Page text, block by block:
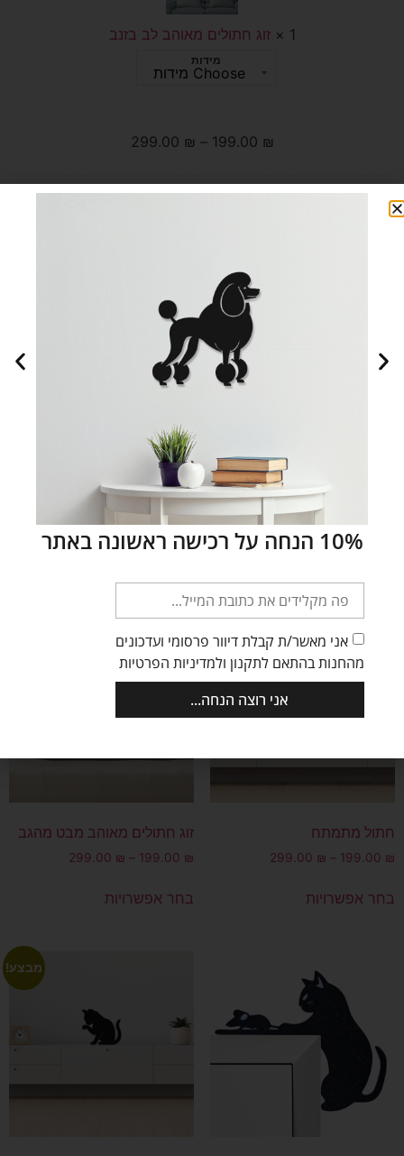
1
×זוג חתולים מאוהב לב בזנב
מידות
199.00 ₪
–
299.00 ₪
חתולים
חוות דעת (0)
עובי 2 מילימטרים
PLA
משקל לבדוק
מוצרים קשורים
חתול מתמתח
199.00 ₪
–
299.00 ₪
בחר אפשרויות
זוג חתולים מאוהב מבט מהגב
199.00 ₪
–
299.00 ₪
בחר אפשרויות
מבצע!
10% הנחה על רכישה ראשונה באתר
אני מאשר/ת קבלת דיוור פרסומי ועדכונים
מהחנות בהתאם לתקנון ולמדיניות הפרטיות
אני רוצה הנחה...